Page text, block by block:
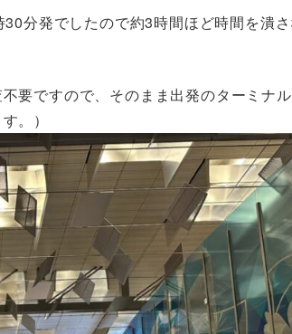
分発でしたので約3時間ほど時間を潰さ
要ですので、そのまま出発のターミナ
。）